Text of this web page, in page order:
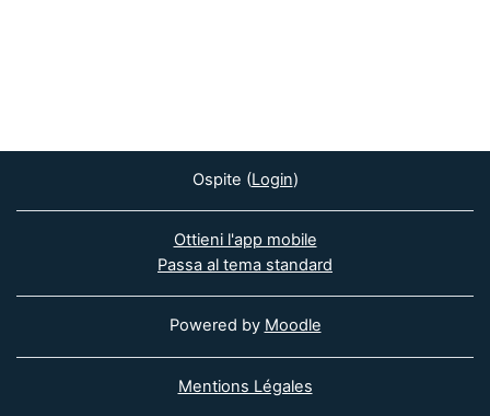
Ospite (Login)
Ottieni l'app mobile
Passa al tema standard
Powered by Moodle
Mentions Légales